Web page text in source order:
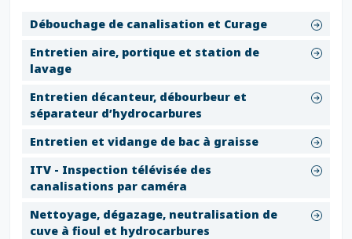
Débouchage de canalisation et Curage
Entretien aire, portique et station de
lavage
Entretien décanteur, débourbeur et
séparateur d’hydrocarbures
Entretien et vidange de bac à graisse
ITV - Inspection télévisée des
canalisations par caméra
Nettoyage, dégazage, neutralisation de
cuve à fioul et hydrocarbures